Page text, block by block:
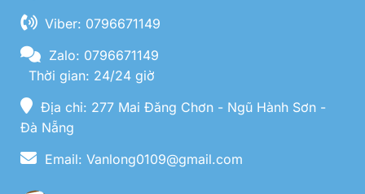
Viber: 0796671149
Zalo: 0796671149
Thời gian: 24/24 giờ
Địa chỉ: 277 Mai Đăng Chơn - Ngũ Hành Sơn -
Đà Nẵng
Email: Vanlong0109@gmail.com